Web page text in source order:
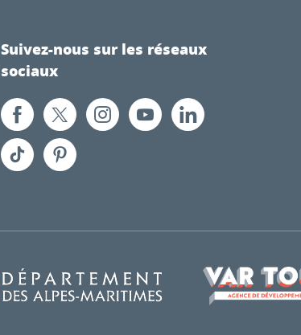
Suivez-nous sur les réseaux
sociaux